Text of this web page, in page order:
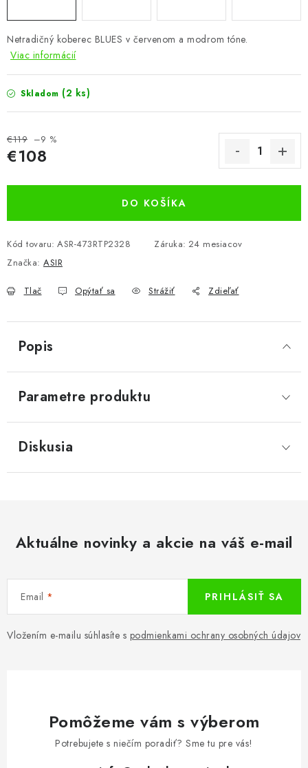
Reklamácie a odstúpenie od zmluvy
Netradičný koberec BLUES v červenom a modrom tóne.
Viac informácií
Skladom (2 ks)
€119 –9 %
€108
DO KOŠÍKA
Kód tovaru: ASR-473RTP2328 Záruka: 24 mesiacov
Značka: ASIR
Tlač Opýtať sa Strážiť Zdieľať
Popis
Parametre produktu
Diskusia
Aktuálne novinky a akcie na váš e-mail
Email
Vložením e-mailu súhlasíte s podmienkami ochrany osobných údajov
PRIHLÁSIŤ SA
Pomôžeme vám s výberom
Potrebujete s niečím poradiť? Sme tu pre vás!